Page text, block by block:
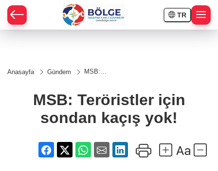
TR
Anasayfa Gündem
MSB:
sondan
kaçış
MSB: Teröristler için
sondan kaçış yok!